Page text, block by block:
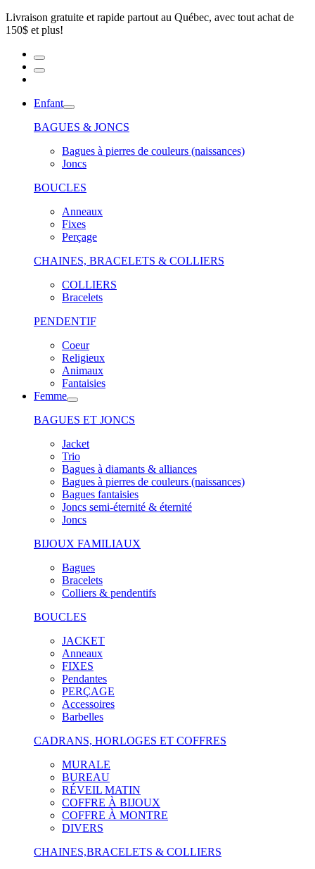
Livraison gratuite et rapide partout au Québec, avec tout achat de
150$ et plus!
Enfant
BAGUES & JONCS
Bagues à pierres de couleurs (naissances)
Joncs
BOUCLES
Anneaux
Fixes
Perçage
CHAINES, BRACELETS & COLLIERS
COLLIERS
Bracelets
PENDENTIF
Coeur
Religieux
Animaux
Fantaisies
Femme
BAGUES ET JONCS
Jacket
Trio
Bagues à diamants & alliances
Bagues à pierres de couleurs (naissances)
Bagues fantaisies
Joncs semi-éternité & éternité
Joncs
BIJOUX FAMILIAUX
Bagues
Bracelets
Colliers & pendentifs
BOUCLES
JACKET
Anneaux
FIXES
Pendantes
PERÇAGE
Accessoires
Barbelles
CADRANS, HORLOGES ET COFFRES
MURALE
BUREAU
RÉVEIL MATIN
COFFRE À BIJOUX
COFFRE À MONTRE
DIVERS
CHAINES,BRACELETS & COLLIERS